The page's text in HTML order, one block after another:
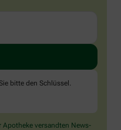
bitte den Schlüssel
Apotheke versandten News-